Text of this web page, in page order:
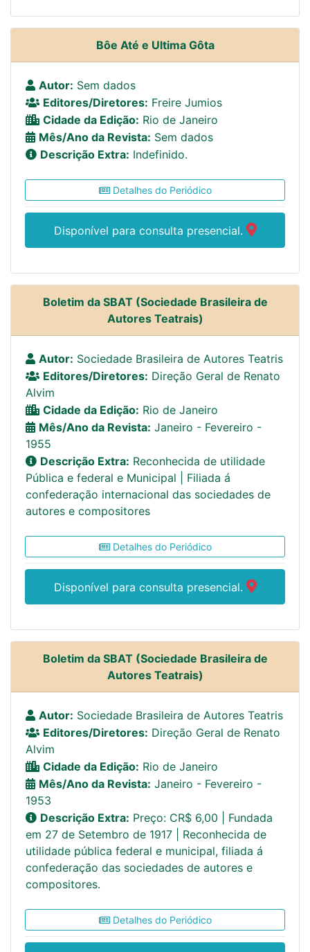
Bôe Até e Ultima Gôta
Autor: Sem dados
Editores/Diretores: Freire Jumios
Cidade da Edição: Rio de Janeiro
Mês/Ano da Revista: Sem dados
Descrição Extra: Indefinido.
Detalhes do Periódico
Disponível para consulta presencial.
Boletim da SBAT (Sociedade Brasileira de
Autores Teatrais)
Autor: Sociedade Brasileira de Autores Teatris
Editores/Diretores: Direção Geral de Renato
Alvim
Cidade da Edição: Rio de Janeiro
Mês/Ano da Revista: Janeiro - Fevereiro -
1955
Descrição Extra: Reconhecida de utilidade
Pública e federal e Municipal | Filiada á
confederação internacional das sociedades de
autores e compositores
Detalhes do Periódico
Disponível para consulta presencial.
Boletim da SBAT (Sociedade Brasileira de
Autores Teatrais)
Autor: Sociedade Brasileira de Autores Teatris
Editores/Diretores: Direção Geral de Renato
Alvim
Cidade da Edição: Rio de Janeiro
Mês/Ano da Revista: Janeiro - Fevereiro -
1953
Descrição Extra: Preço: CR$ 6,00 | Fundada
em 27 de Setembro de 1917 | Reconhecida de
utilidade pública federal e municipal, filiada á
confederação das sociedades de autores e
compositores.
Detalhes do Periódico